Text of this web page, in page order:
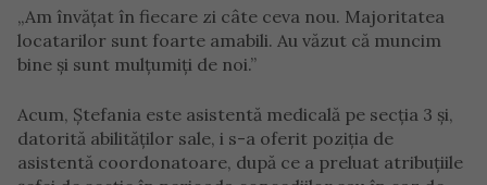
„Am învățat în fiecare zi câte ceva nou. Majoritatea
locatarilor sunt foarte amabili. Au văzut că muncim
bine și sunt mulțumiți de noi.”
Acum, Ștefania este asistentă medicală pe secția 3 și,
datorită abilităților sale, i s-a oferit poziția de
asistentă coordonatoare, după ce a preluat atribuțiile